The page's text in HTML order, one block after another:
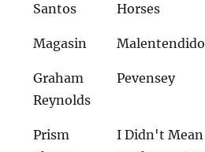
Santos
Horses
Magasin Malentendido
Graham
Reynolds
Pevensey
Prism
I Didn't Mean